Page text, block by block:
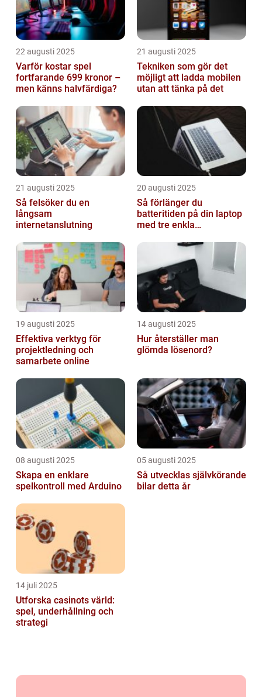
22 augusti 2025
Varför kostar spel
fortfarande 699 kronor –
men känns halvfärdiga?
21 augusti 2025
Tekniken som gör det
möjligt att ladda mobilen
utan att tänka på det
21 augusti 2025
Så felsöker du en
långsam
internetanslutning
20 augusti 2025
Så förlänger du
batteritiden på din laptop
med tre enkla
19 augusti 2025
Effektiva verktyg för
projektledning och
samarbete online
14 augusti 2025
Hur återställer man
glömda lösenord?
08 augusti 2025
Skapa en enklare
spelkontroll med Arduino
05 augusti 2025
Så utvecklas självkörande
bilar detta år
14 juli 2025
Utforska casinots värld:
spel, underhållning och
strategi